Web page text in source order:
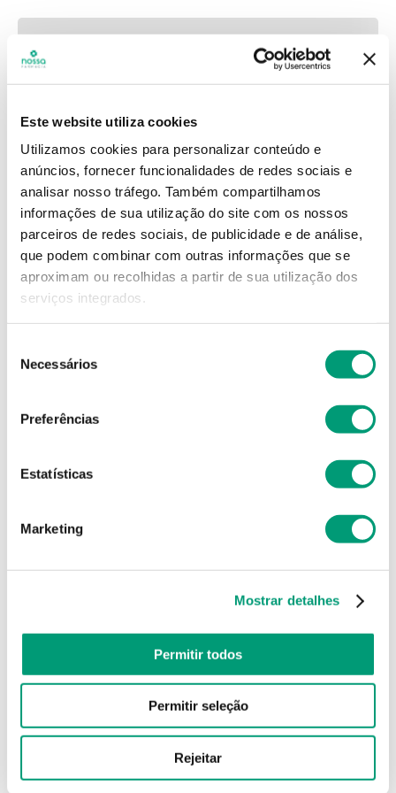
Este website utiliza cookies
Utilizamos cookies para personalizar conteúdo e
anúncios, fornecer funcionalidades de redes sociais e
analisar nosso tráfego. Também compartilhamos
informações de sua utilização do site com os nossos
parceiros de redes sociais, de publicidade e de análise,
que podem combinar com outras informações que se
aproximam ou recolhidas a partir de sua utilização dos
serviços integrados.
Necessários
Preferências
Estatísticas
Marketing
Mostrar detalhes
Permitir todos
Permitir seleção
Rejeitar